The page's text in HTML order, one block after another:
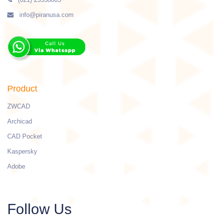
info@piranusa.com
Product
ZWCAD
Archicad
CAD Pocket
Kaspersky
Adobe
Follow Us